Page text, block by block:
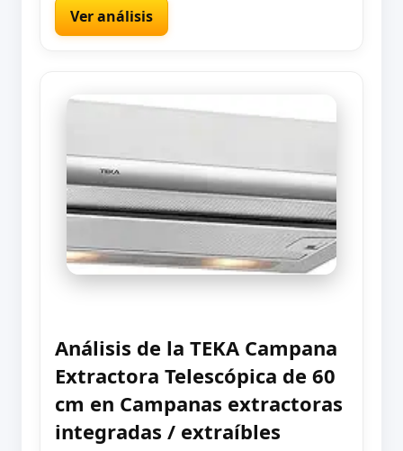
Ver análisis
Análisis de la TEKA Campana
Extractora Telescópica de 60
cm en Campanas extractoras
integradas / extraíbles